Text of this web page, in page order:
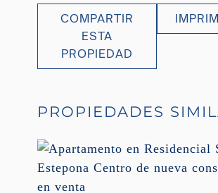
COMPARTIR
ESTA
PROPIEDAD
PROPIEDADES